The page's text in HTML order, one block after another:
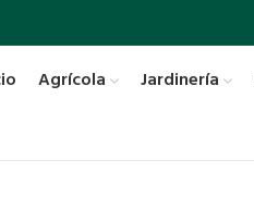
Agrícola Jardinería